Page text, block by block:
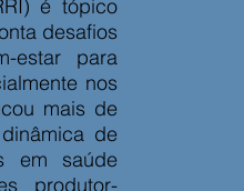
é tópico
desafios
estar para
nos
mais de
de
em saúde
produtor-